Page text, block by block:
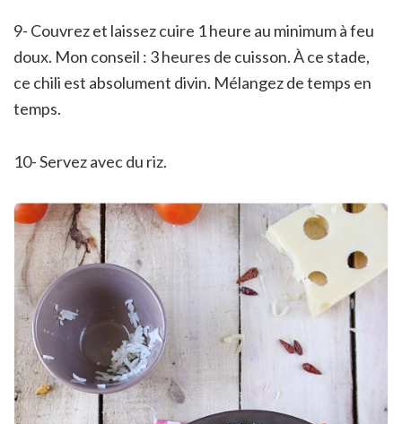
9- Couvrez et laissez cuire 1 heure au minimum à feu
doux. Mon conseil : 3 heures de cuisson. À ce stade,
ce chili est absolument divin. Mélangez de temps en
temps.
10- Servez avec du riz.